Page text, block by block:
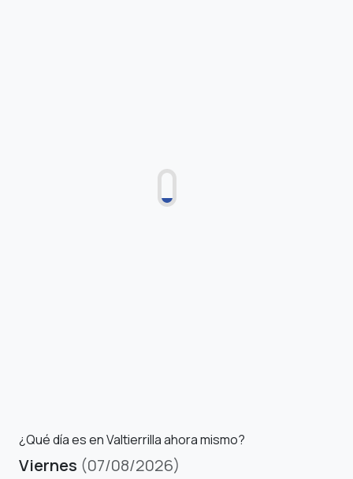
¿Qué día es en Valtierrilla ahora mismo?
Viernes (07/08/2026)